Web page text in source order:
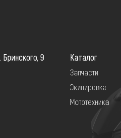
9
Каталог
Запчасти
Экипировка
Мототехника